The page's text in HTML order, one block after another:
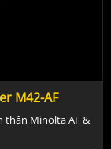
M42-AF
thân Minolta AF &